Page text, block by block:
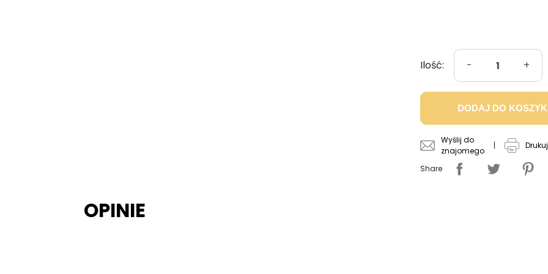
Ilość: - +
DODAJ DO
Wyślij do
znajomego
| Drukuj
Share
OPINIE